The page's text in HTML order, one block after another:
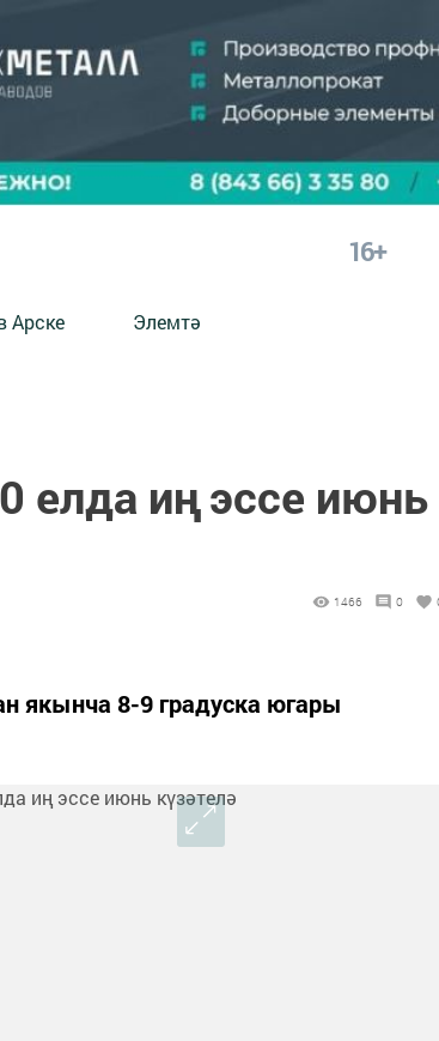
16+
Арске Элемтә
елда иң эссе июнь
1466 0
якынча 8-9 градуска югары